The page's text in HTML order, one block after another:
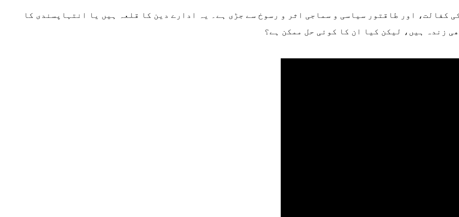
کفالت، اور طاقتور سیاسی و سماجی اثر و رسوخ سے جڑی ہے۔ یہ ادارے دین کا قلعہ ہیں یا انتہاپسندی کا
زندہ ہیں، لیکن کیا ان کا کوئی حل ممکن ہے؟